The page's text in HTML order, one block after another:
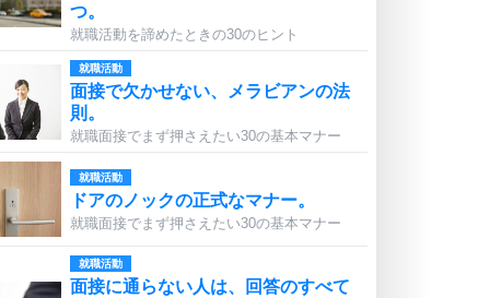
つ。
就職活動を諦めたときの30のヒント
就職活動
面接で欠かせない、メラビアンの法
則。
就職面接でまず押さえたい30の基本マナー
就職活動
ドアのノックの正式なマナー。
就職面接でまず押さえたい30の基本マナー
就職活動
面接に通らない人は、回答のすべて